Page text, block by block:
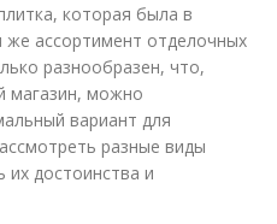
которая была в
ассортимент отделочных
разнообразен, что,
магазин, можно
вариант для
разные виды
их достоинства и